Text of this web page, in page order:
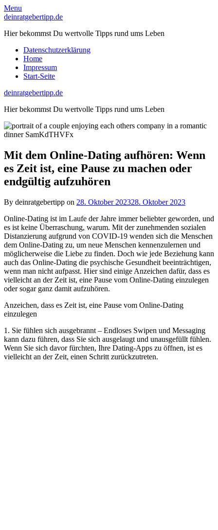
Skip
to
Menu
deinratgebertipp.de
Hier bekommst Du wertvolle Tipps rund ums Leben
Datenschutzerklärung
Home
Impressum
Start-Seite
deinratgebertipp.de
Hier bekommst Du wertvolle Tipps rund ums Leben
Mit dem Online-Dating aufhören: Wenn
es Zeit ist, eine Pause zu machen oder
endgültig aufzuhören
By deinratgebertipp on 28. Oktober 202328. Oktober 2023
Online-Dating ist im Laufe der Jahre immer beliebter geworden, und
es ist keine Überraschung, warum. Mit der zunehmenden sozialen
Distanzierung aufgrund von COVID-19 wenden sich die Menschen
dem Online-Dating zu, um neue Menschen kennenzulernen und
möglicherweise die Liebe zu finden. Doch wie jede Beziehung kann
auch das Online-Dating die psychische Gesundheit beeinträchtigen,
wenn man nicht aufpasst. Hier sind einige Anzeichen dafür, dass es
vielleicht an der Zeit ist, eine Pause vom Online-Dating einzulegen
oder sogar ganz damit aufzuhören.
Anzeichen, dass es Zeit ist, eine Pause vom Online-Dating
einzulegen
1. Sie fühlen sich ausgebrannt – Endloses Swipen und Messaging
kann dazu führen, dass Sie sich ausgelaugt und unausgefüllt fühlen.
Wenn Sie sich davor fürchten, Ihre Dating-Apps zu öffnen, ist es
vielleicht an der Zeit, einen Schritt zurückzutreten.